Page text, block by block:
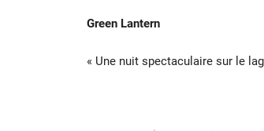
Green Lantern
« Une nuit spectaculaire sur le